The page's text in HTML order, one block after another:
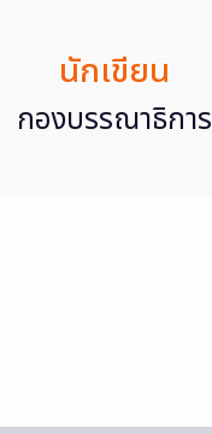
นักเขียน
กองบรรณาธิการ